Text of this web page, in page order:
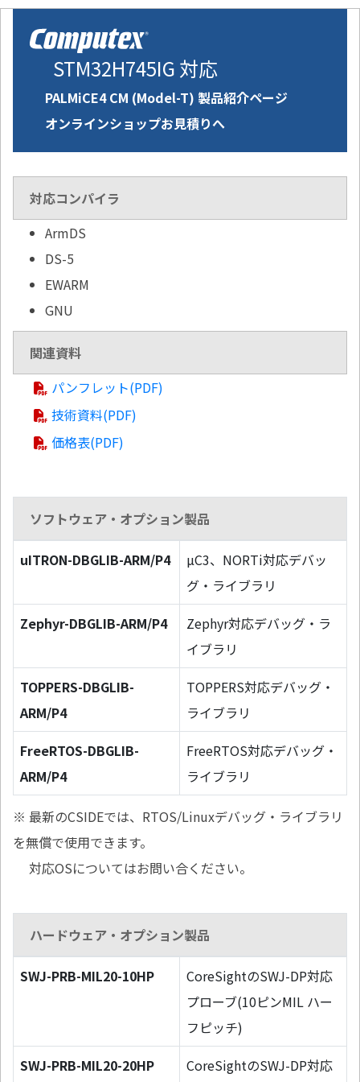
STM32H745IG 対応
PALMiCE4 CM (Model-T) 製品紹介ページ
オンラインショップお見積りへ
対応コンパイラ
ArmDS
DS-5
EWARM
GNU
関連資料
パンフレット(PDF)
技術資料(PDF)
価格表(PDF)
ソフトウェア・オプション製品
uITRON-DBGLIB-ARM/P4
µC3、NORTi対応デバッ
グ・ライブラリ
Zephyr-DBGLIB-ARM/P4
Zephyr対応デバッグ・ラ
イブラリ
TOPPERS-DBGLIB-
ARM/P4
TOPPERS対応デバッグ・
ライブラリ
FreeRTOS-DBGLIB-
ARM/P4
FreeRTOS対応デバッグ・
ライブラリ
※ 最新のCSIDEでは、RTOS/Linuxデバッグ・ライブラリ
を無償で使用できます。
対応OSについてはお問い合ください。
ハードウェア・オプション製品
SWJ-PRB-MIL20-10HP
CoreSightのSWJ-DP対応
プローブ(10ピンMIL ハー
フピッチ)
SWJ-PRB-MIL20-20HP
CoreSightのSWJ-DP対応